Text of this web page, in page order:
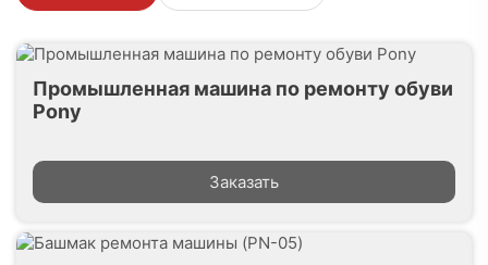
Промышленная машина по ремонту обуви
Pony
Заказать